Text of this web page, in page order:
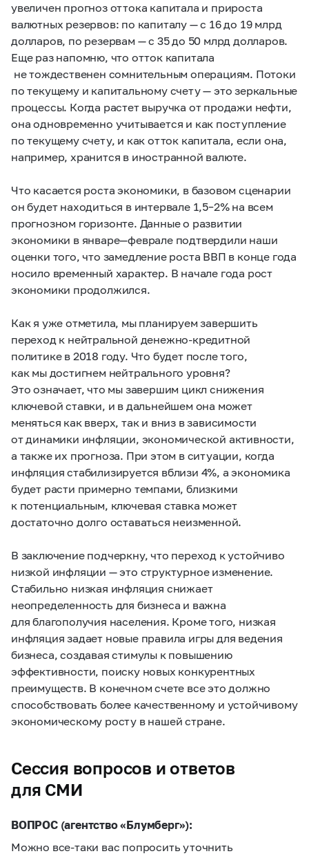
увеличен прогноз оттока капитала и прироста
валютных резервов: по капиталу — с 16 до 19 млрд
долларов, по резервам — с 35 до 50 млрд долларов.
Еще раз напомню, что отток капитала
не тождественен сомнительным операциям. Потоки
по текущему и капитальному счету — это зеркальные
процессы. Когда растет выручка от продажи нефти,
она одновременно учитывается и как поступление
по текущему счету, и как отток капитала, если она,
например, хранится в иностранной валюте.
Что касается роста экономики, в базовом сценарии
он будет находиться в интервале 1,5–2%на всем
прогнозном горизонте. Данные о развитии
экономики в январе—феврале подтвердили наши
оценки того, что замедление роста ВВП в конце года
носило временный характер. В начале года рост
экономики продолжился.
Как я уже отметила, мы планируем завершить
переход к нейтральной денежно-кредитной
политике в 2018 году. Что будет после того,
как мы достигнем нейтрального уровня?
Это означает, что мы завершим цикл снижения
ключевой ставки, и в дальнейшем она может
меняться как вверх, так и вниз в зависимости
от динамики инфляции, экономической активности,
а также их прогноза. При этом в ситуации, когда
инфляция стабилизируется вблизи 4%, а экономика
будет расти примерно темпами, близкими
к потенциальным, ключевая ставка может
достаточно долго оставаться неизменной.
В заключение подчеркну, что переход к устойчиво
низкой инфляции — это структурное изменение.
Стабильно низкая инфляция снижает
неопределенность для бизнеса и важна
для благополучия населения. Кроме того, низкая
инфляция задает новые правила игры для ведения
бизнеса, создавая стимулы к повышению
эффективности, поиску новых конкурентных
преимуществ. В конечном счете все это должно
способствовать более качественному и устойчивому
экономическому росту в нашей стране.
Сессия вопросов и ответов
для СМИ
ВОПРОС (агентство «Блумберг»):
Можно все-таки вас попросить уточнить